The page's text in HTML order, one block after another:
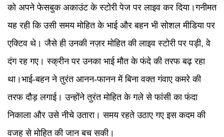
को अपने फेसबुक अकाउंट के स्टोरी पेज पर लाइव कर दिया।गनीमत
यह रही कि उसी समय मोहित के भाई और बहन भी सोशल मीडिया पर
एक्टिव थे। जैसे ही उनकी नज़र मोहित की लाइव स्टोरी पर पड़ी, वे
दंग रह गए। स्क्रीन पर उनका भाई मौत के फंदे की तरफ बढ़ रहा
था।भाई-बहन ने तुरंत आनन-फानन में बिना वक्त गंवाए कमरे की
तरफ दौड़ लगाई। उन्होंने तुरंत मोहित के गले से फांसी का फंदा
निकाला और उसे नीचे उतारा। समय रहते उठाए गए इस कदम की
वजह से मोहित की जान बच सकी।